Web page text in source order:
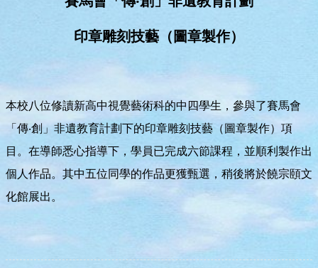
印章雕刻技藝（圖章製作）
本校八位修讀新高中視覺藝術科的中四學生，參與了賽馬會
「傳‧創」非遺教育計劃下的印章雕刻技藝（圖章製作）項
目。在導師悉心指導下，學員已完成六節課程，並順利製作出
個人作品。其中五位同學的作品更獲甄選，稍後將於饒宗頤文
化館展出。